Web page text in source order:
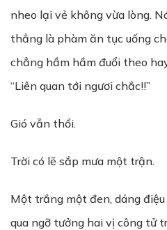
nheo lại vẻ không vừa lòng.
thẳng là phàm ăn tục uống
chẳng hầm hầm đuổi theo
“Liên quan tới ngươi chắc!!”
Gió vẫn thổi.
Trời có lẽ sắp mưa một trận.
Một trắng một đen, dáng
qua ngỡ tưởng hai vị công tử